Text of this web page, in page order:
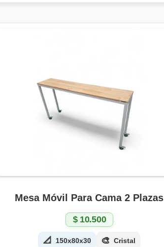
Mesa Móvil Para Cama 2 Plazas
📐 150x80x30 🎨 Cristal
$10.500